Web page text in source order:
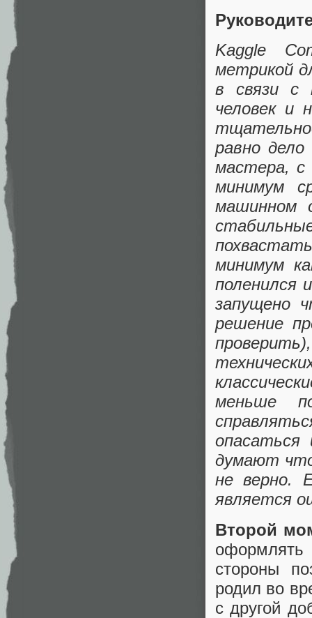
Kaggle
метрикой
в связи с
человек и
равно дело
мастера, с
минимум
машинном
минимум
поленился
запущено
решение
меньше
думают
не верно.
является
Второй
стороны
родил во
с другой